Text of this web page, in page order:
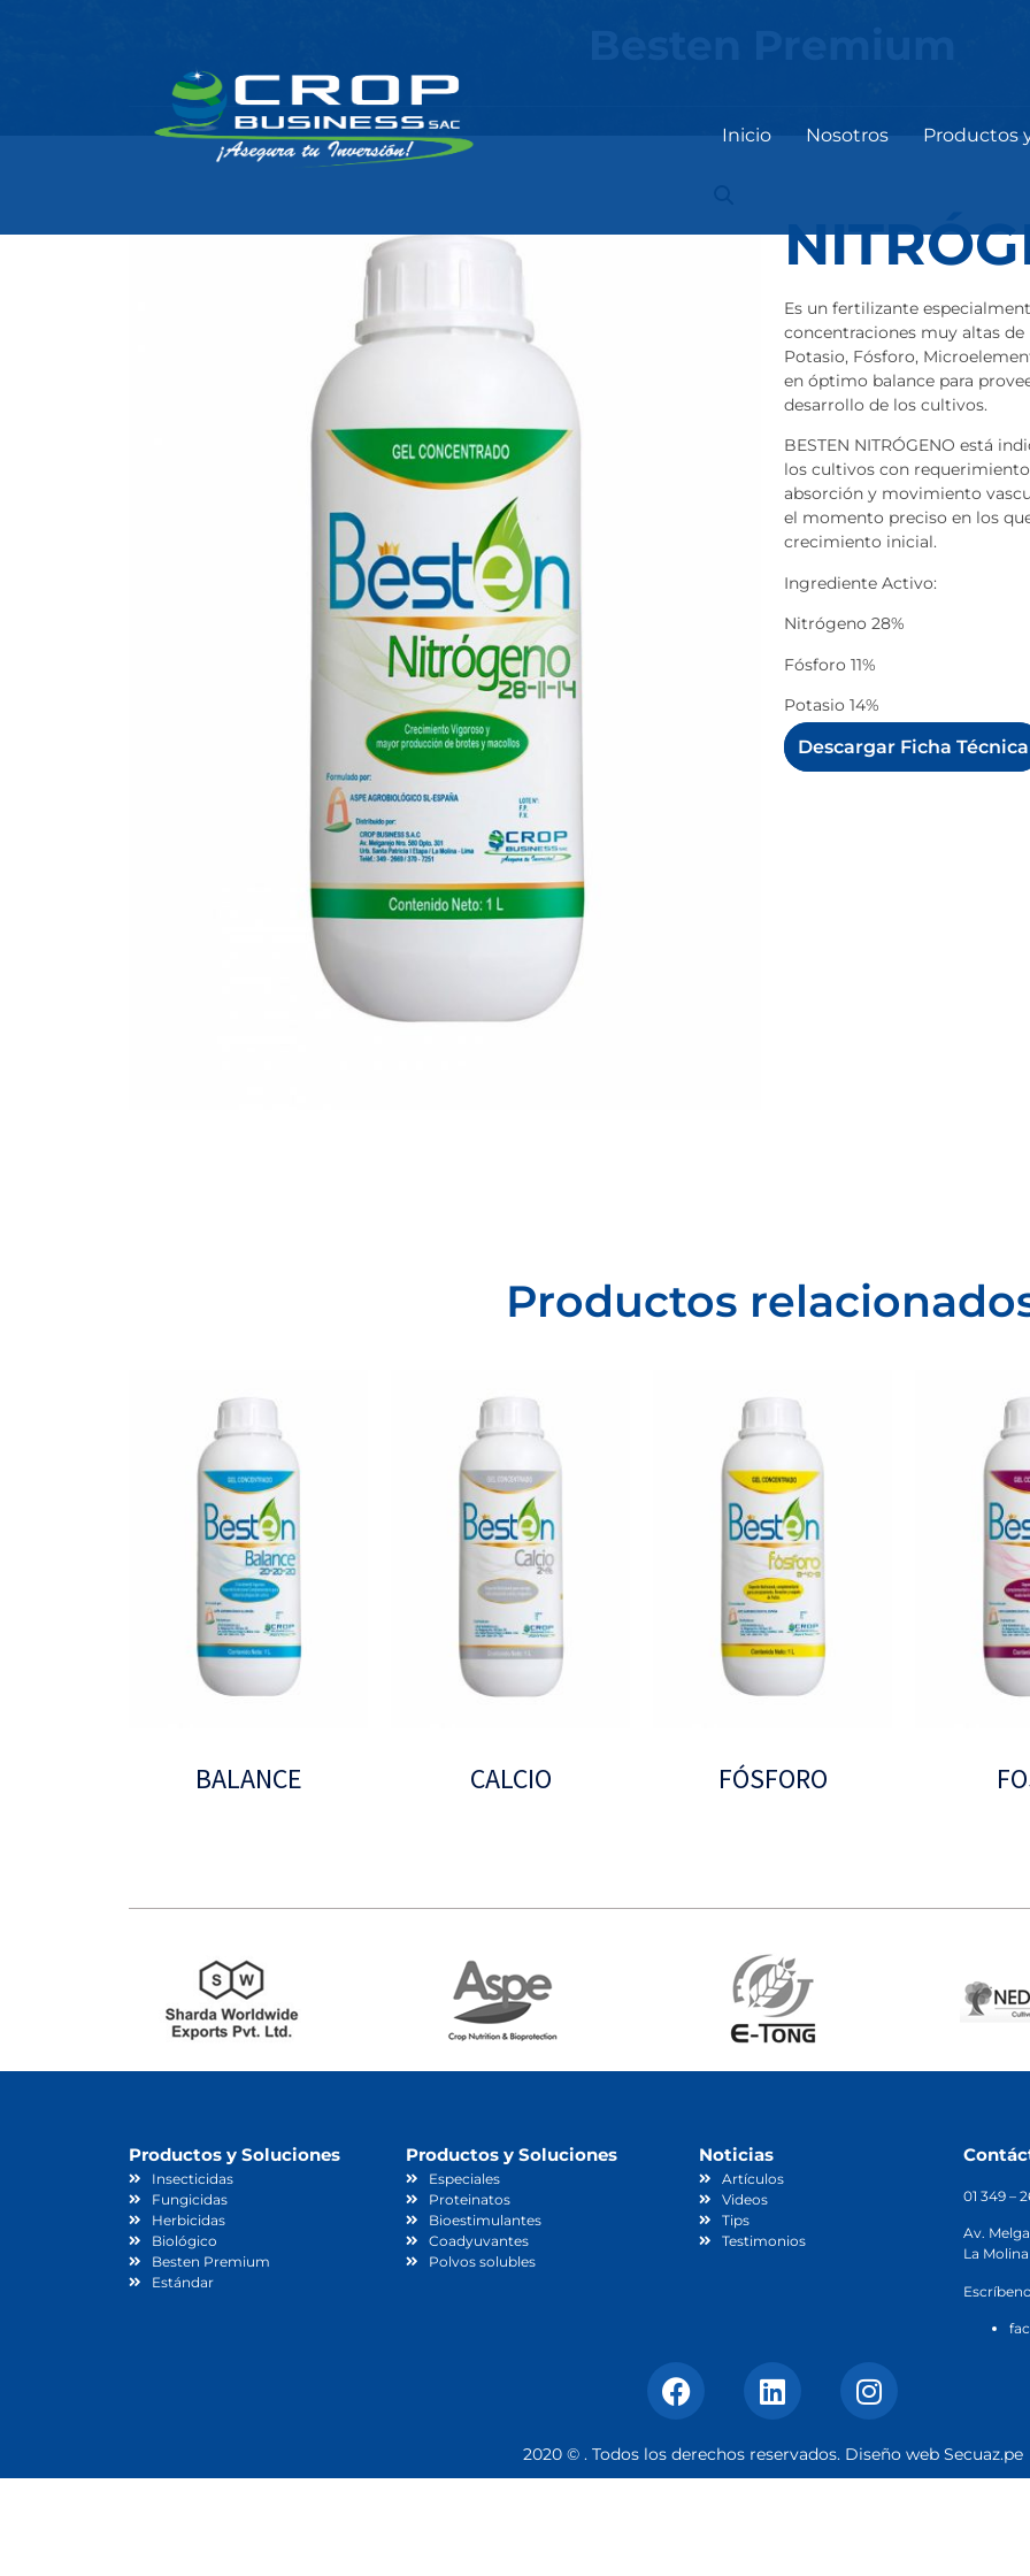
Inicio Nosotros Productos
Es un fertilizante
concentraciones muy altas
Potasio, Fósforo,
en óptimo balance para
desarrollo de los cultivos.
BESTEN NITRÓGENO está
los cultivos con
absorción y movimiento
el momento preciso en los
crecimiento inicial.
Ingrediente Activo:
Nitrógeno 28%
Fósforo 11%
Potasio 14%
Descargar Ficha Técnica
Productos
BALANCE CALCIO FÓSFORO
Productos y Soluciones
Insecticidas
Fungicidas
Herbicidas
Biológico
Besten Premium
Estándar
Productos y Soluciones
Especiales
Proteinatos
Bioestimulantes
Coadyuvantes
Polvos solubles
Noticias
Artículos
Videos
Tips
Testimonios
01 349 –
Av.
La
2020 © . Todos los derechos reservados. Diseño web Secuaz.pe